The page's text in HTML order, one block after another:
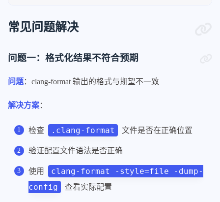
88
89
91
93
95
97
98
99
100
BreakBeforeBinaryOperators:
BreakBeforeConceptDeclarations:
BreakBeforeInlineASMColon:
BreakConstructorInitializers:
BreakStringLiterals:
CommentPragmas:
'^ IWYU pragma:'
CompactNamespaces:
ContinuationIndentWidth:
4
Cpp11BracedListStyle:
DerivePointerAlignment:
常见问题解决
问题一：格式化结果不符合预期
问题：clang-format 输出的格式与期望不一致
解决方案：
检查 .clang-format 文件是否在正确位置
验证配置文件语法是否正确
使用
clang-format -style=file -dump-
config
查看实际配置